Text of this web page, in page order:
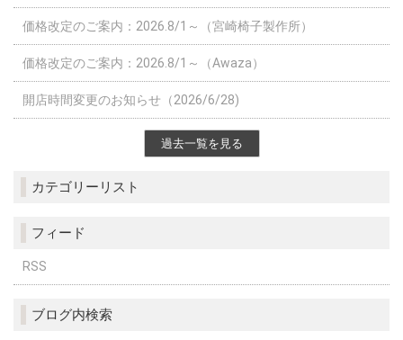
価格改定のご案内：2026.8/1～（宮崎椅子製作所）
価格改定のご案内：2026.8/1～（Awaza）
開店時間変更のお知らせ（2026/6/28)
過去一覧を見る
カテゴリーリスト
フィード
RSS
ブログ内検索